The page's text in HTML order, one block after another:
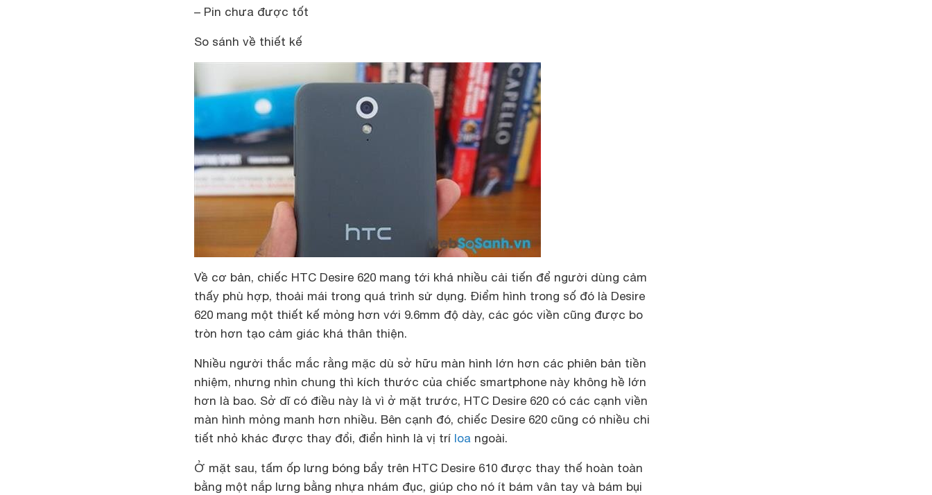
– Pin chưa được tốt
So sánh về thiết kế
Về cơ bản, chiếc HTC Desire 620 mang tới khá nhiều cải tiến để người dùng cảm
thấy phù hợp, thoải mái trong quá trình sử dụng. Điểm hình trong số đó là Desire
620 mang một thiết kế mỏng hơn với 9.6mm độ dày, các góc viền cũng được bo
tròn hơn tạo cảm giác khá thân thiện.
Nhiều người thắc mắc rằng mặc dù sở hữu màn hình lớn hơn các phiên bản tiền
nhiệm, nhưng nhìn chung thì kích thước của chiếc smartphone này không hề lớn
hơn là bao. Sở dĩ có điều này là vì ở mặt trước, HTC Desire 620 có các cạnh viền
màn hình mỏng manh hơn nhiều. Bên cạnh đó, chiếc Desire 620 cũng có nhiều chi
tiết nhỏ khác được thay đổi, điển hình là vị trí loa ngoài.
Ở mặt sau, tấm ốp lưng bóng bẩy trên HTC Desire 610 được thay thế hoàn toàn
bằng một nắp lưng bằng nhựa nhám đục, giúp cho nó ít bám vân tay và bám bụi